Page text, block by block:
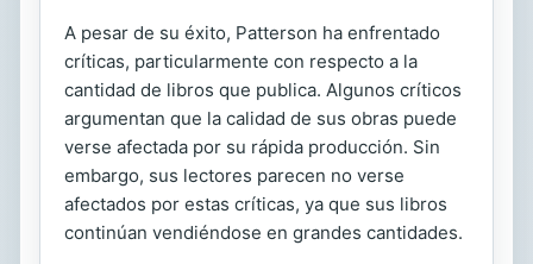
A pesar de su éxito, Patterson ha enfrentado
críticas, particularmente con respecto a la
cantidad de libros que publica. Algunos críticos
argumentan que la calidad de sus obras puede
verse afectada por su rápida producción. Sin
embargo, sus lectores parecen no verse
afectados por estas críticas, ya que sus libros
continúan vendiéndose en grandes cantidades.